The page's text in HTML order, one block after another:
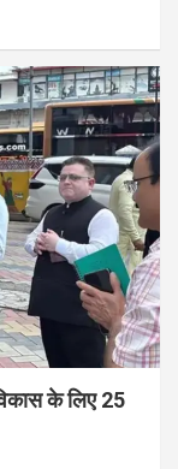
के लिए 25